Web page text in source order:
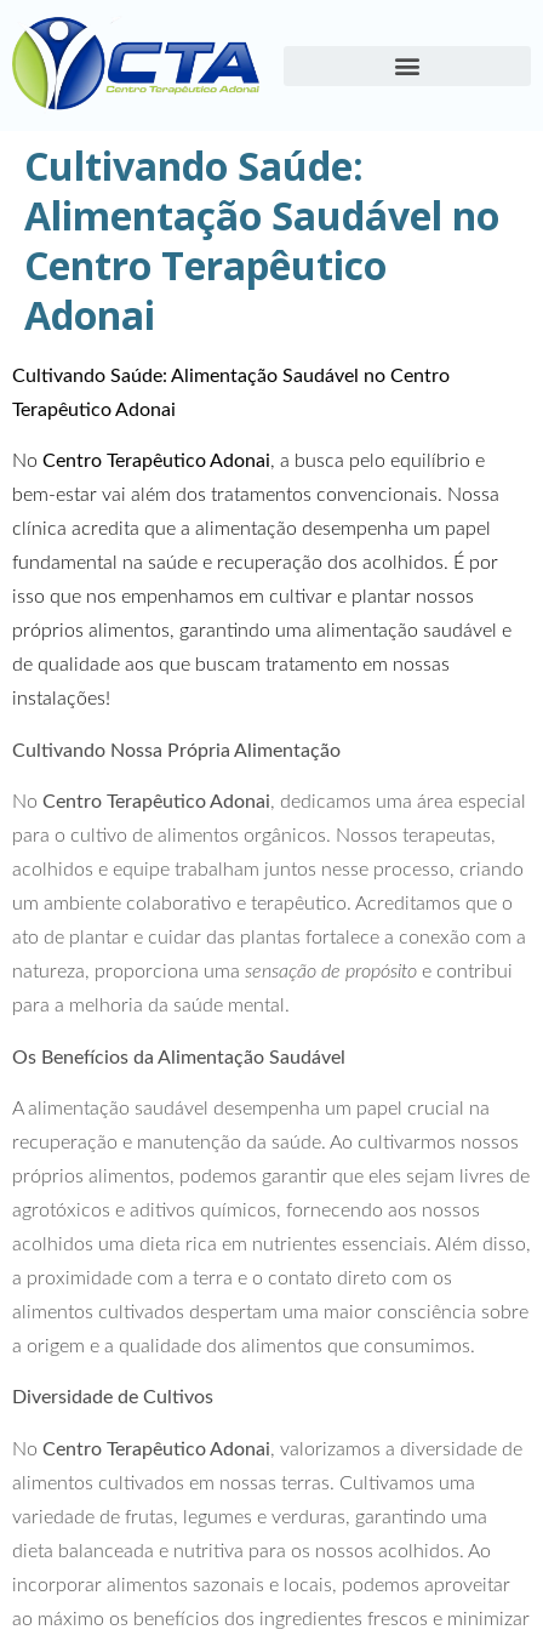
Cultivando Saúde:
Alimentação Saudável no
Centro Terapêutico
Adonai
Cultivando Saúde: Alimentação Saudável no Centro
Terapêutico Adonai
No Centro Terapêutico Adonai, a busca pelo equilíbrio e
bem-estar vai além dos tratamentos convencionais. Nossa
clínica acredita que a alimentação desempenha um papel
fundamental na saúde e recuperação dos acolhidos. É por
isso que nos empenhamos em cultivar e plantar nossos
próprios alimentos, garantindo uma alimentação saudável e
de qualidade aos que buscam tratamento em nossas
instalações!
Cultivando Nossa Própria Alimentação
No Centro Terapêutico Adonai, dedicamos uma área especial
para o cultivo de alimentos orgânicos. Nossos terapeutas,
acolhidos e equipe trabalham juntos nesse processo, criando
um ambiente colaborativo e terapêutico. Acreditamos que o
ato de plantar e cuidar das plantas fortalece a conexão com a
natureza, proporciona uma sensação de propósito e contribui
para a melhoria da saúde mental.
Os Benefícios da Alimentação Saudável
A alimentação saudável desempenha um papel crucial na
recuperação e manutenção da saúde. Ao cultivarmos nossos
próprios alimentos, podemos garantir que eles sejam livres de
agrotóxicos e aditivos químicos, fornecendo aos nossos
acolhidos uma dieta rica em nutrientes essenciais. Além disso,
a proximidade com a terra e o contato direto com os
alimentos cultivados despertam uma maior consciência sobre
a origem e a qualidade dos alimentos que consumimos.
Diversidade de Cultivos
No Centro Terapêutico Adonai, valorizamos a diversidade de
alimentos cultivados em nossas terras. Cultivamos uma
variedade de frutas, legumes e verduras, garantindo uma
dieta balanceada e nutritiva para os nossos acolhidos. Ao
incorporar alimentos sazonais e locais, podemos aproveitar
ao máximo os benefícios dos ingredientes frescos e minimizar